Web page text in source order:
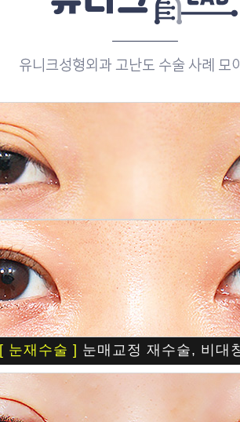
[ 눈재수술 ] 눈매교정 재수술, 비대